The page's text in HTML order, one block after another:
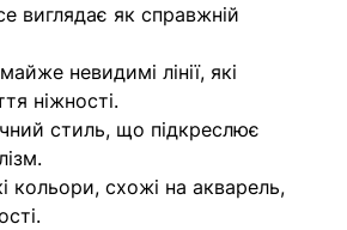
виглядає як справжній
невидимі лінії, які
ніжності.
стиль, що підкреслює
кольори, схожі на акварель,